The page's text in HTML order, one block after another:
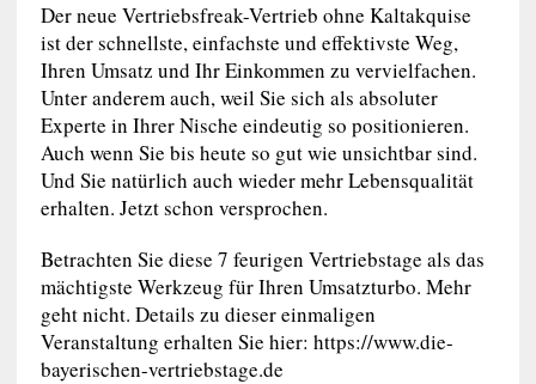
Der neue Vertriebsfreak-Vertrieb ohne Kaltakquise
ist der schnellste, einfachste und effektivste Weg,
Ihren Umsatz und Ihr Einkommen zu vervielfachen.
Unter anderem auch, weil Sie sich als absoluter
Experte in Ihrer Nische eindeutig so positionieren.
Auch wenn Sie bis heute so gut wie unsichtbar sind.
Und Sie natürlich auch wieder mehr Lebensqualität
erhalten. Jetzt schon versprochen.
Betrachten Sie diese 7 feurigen Vertriebstage als das
mächtigste Werkzeug für Ihren Umsatzturbo. Mehr
geht nicht. Details zu dieser einmaligen
Veranstaltung erhalten Sie hier: https://www.die-
bayerischen-vertriebstage.de